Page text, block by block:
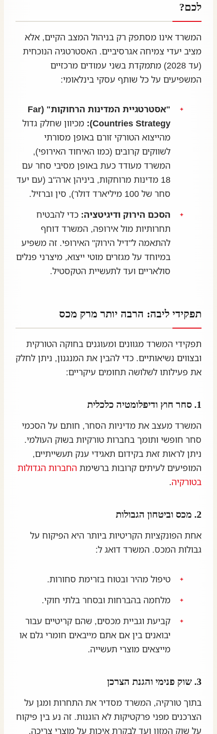
לכם?
המשרד אינו מסתפק רק בניהול המצב הקיים, אלא
מציב יעדי צמיחה אגרסיביים. האסטרטגיה הנוכחית
(עד 2028) מתמקדת בשני עמודים מרכזיים
המשפיעים על כל שותף עסקי בינלאומי:
"אסטרטגיית המדינות הרחוקות" (Far
Countries Strategy):
מכיוון שחלק גדול
מהייצוא הטורקי זורם באופן מסורתי
לשווקים קרובים (כמו האיחוד האירופי),
המשרד מעודד כעת באופן מסיבי סחר עם
18 מדינות מרוחקות, ביניהן ארה"ב (עם יעד
סחר של 100 מיליארד דולר), סין וברזיל.
הסכם הירוק ודיגיטציה: כדי להבטיח
תחרותיות מול אירופה, המשרד דוחף
להתאמה ל"דיל הירוק" האירופי. זה משפיע
במיוחד על מגזרים מוטי ייצוא, מיצרני פנלים
סולאריים ועד לתעשיית הטקסטיל.
תפקידי ליבה: הרבה יותר מרק מכס
תפקידי המשרד מגוונים ומעוגנים בחוקה הטורקית
ובצווים נשיאותיים. כדי להבין את המנגנון, ניתן לחלק
את פעילותו לשלושה תחומים עיקריים:
1. סחר חוץ ודיפלומטיה כלכלית
המשרד מעצב את מדיניות הסחר, חותם על הסכמי
סחר חופשי ותומך בחברות טורקיות בשוק העולמי.
ניתן לראות זאת בקידום תאגידי ענק תעשייתיים,
המופיעים לעיתים קרובות ברשימת החברות הגדולות
בטורקיה.
2. מכס וביטחון הגבולות
אחת הפונקציות הקריטיות ביותר היא הפיקוח על
גבולות המכס. המשרד דואג ל:
טיפול מהיר ובטוח בזרימת סחורות.
מלחמה בהברחות ובסחר בלתי חוקי.
קביעת וגביית מכסים, שהם קריטיים עבור
יבואנים בין אם אתם מייבאים חומרי גלם או
מייצאים מוצרי תעשייה.
3. שוק פנימי והגנת הצרכן
בתוך טורקיה, המשרד מסדיר את התחרות ומגן על
הצרכנים מפני פרקטיקות לא הוגנות. זה נע בין פיקוח
על שוק המזון ועד לבקרת איכות על מוצרי צריכה,